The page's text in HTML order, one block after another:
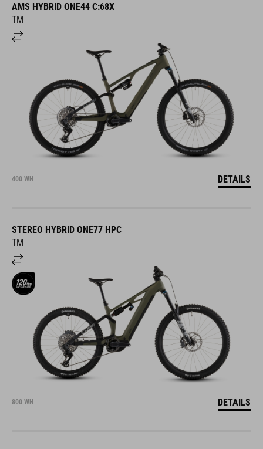
AMS HYBRID ONE44 C:68X
TM
400 WH DETAILS
STEREO HYBRID ONE77 HPC
TM
800 WH DETAILS